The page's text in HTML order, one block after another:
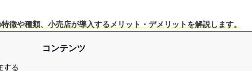
徴や種類、小売店が導入するメリット・デメリットを解説します。
コンテンツ
する